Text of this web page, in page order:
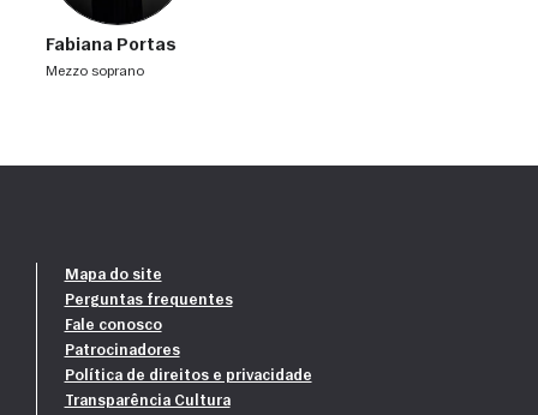
Fabiana Portas
mezzo soprano
Mapa do site
Perguntas frequentes
Fale conosco
Patrocinadores
Política de direitos e privacidade
Transparência Cultura